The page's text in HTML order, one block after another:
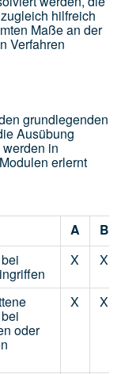
hilfreich
Maße an der
Verfahren
grundlegenden
Ausübung
in
erlernt
A
B
X X
oder
X X